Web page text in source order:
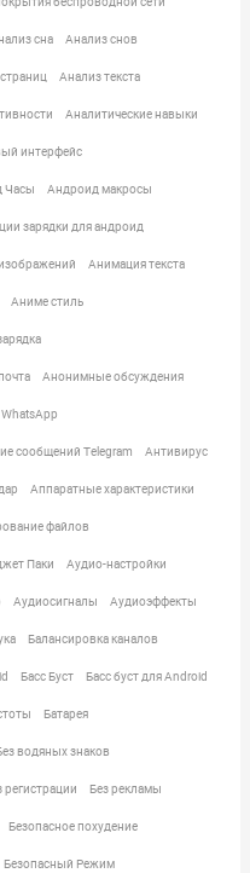
сна Анализ снов
Анализ текста
Аналитические навыки
интерфейс
Часы Андроид макросы
зарядки для андроид
Анимация текста
Аниме стиль
Анонимные обсуждения
сообщений Telegram Антивирус
Аппаратные характеристики
файлов
Паки Аудио-настройки
Аудиосигналы Аудиоэффекты
Балансировка каналов
Басс Буст Басс буст для Android
Батарея
водяных знаков
регистрации Без рекламы
Безопасное похудение
Безопасный Режим